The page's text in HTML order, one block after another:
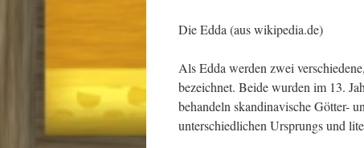
Die Edda (aus wikipedia.de)
Als Edda werden zwei
bezeichnet. Beide wurden im 13.
behandeln skandinavische Götter-
unterschiedlichen Ursprungs und